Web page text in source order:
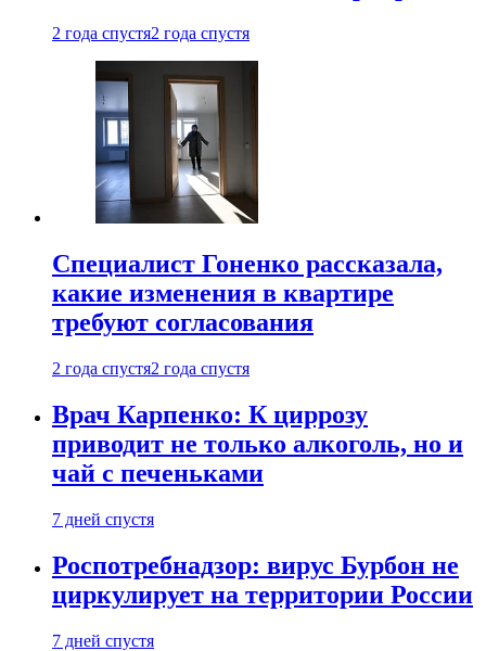
2 года спустя2 года спустя
Специалист Гоненко рассказала,
какие изменения в квартире
требуют согласования
2 года спустя2 года спустя
Врач Карпенко: К циррозу
приводит не только алкоголь, но и
чай с печеньками
7 дней спустя
Роспотребнадзор: вирус Бурбон не
циркулирует на территории России
7 дней спустя